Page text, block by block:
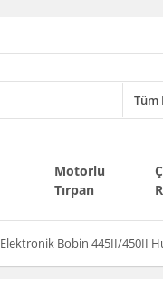
Motorlu
Tırpan
Elektronik Bobin 445II/450II